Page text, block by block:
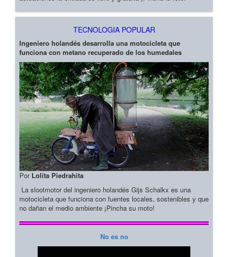
TECNOLOGIA POPULAR
Ingeniero holandés desarrolla una motocicleta que
funciona con metano recuperado de los humedales
Por Lolita Piedrahita
La slootmotor del ingeniero holandés Gijs Schalkx es una
motocicleta que funciona con fuentes locales, sostenibles y que
no dañan el medio ambiente ¡Pincha su moto!
No es no